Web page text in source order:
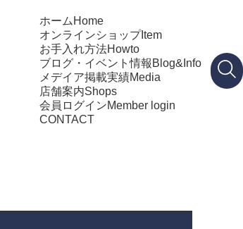
ホーム Home
オンラインショップItem
お手入れ方法Howto
ブログ・イベント情報 Blog&Info
メデイア掲載実績Media
店舗案内Shops
会員ログインMember login
CONTACT